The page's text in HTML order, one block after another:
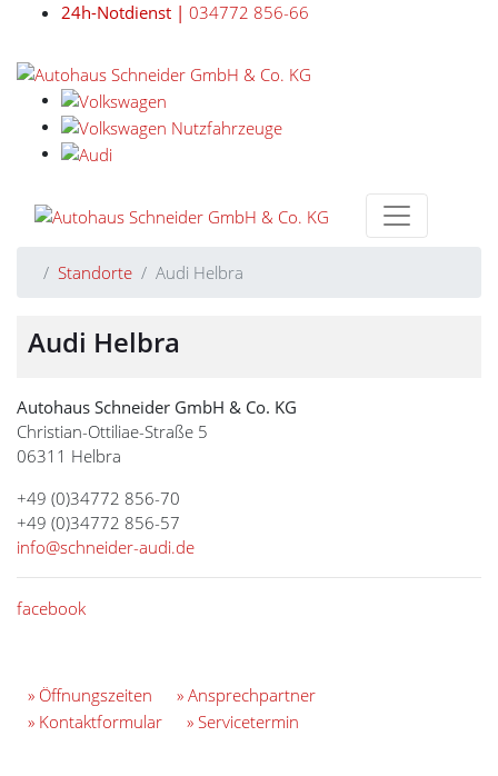
24h-Notdienst | 034772 856-66
Standorte Audi Helbra
Audi Helbra
Autohaus Schneider GmbH & Co. KG
Christian-Ottiliae-Straße 5
06311 Helbra
+49 (0)34772 856-70
+49 (0)34772 856-57
info@schneider-audi.de
facebook
» Öffnungszeiten
» Ansprechpartner
» Kontaktformular
» Servicetermin